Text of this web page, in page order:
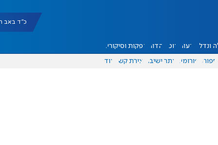
כ"ד באב תשפ"ו
ונדל"ן דעות אוכל יהדות הפקות וסיקורים
ספורט פורומים אתר ישיבה יצירת קשר עוד